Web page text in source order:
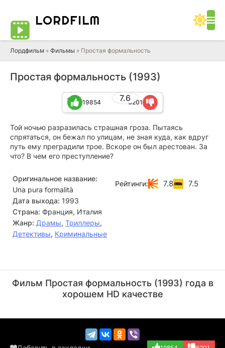
LORDFILM
Лордфильм » Фильмы » Простая формальность
Простая формальность (1993)
7.6
19854 6201
Той ночью разразилась страшная гроза. Пытаясь
спрятаться, он бежал по улицам, не зная куда, как вдруг
путь ему преградили трое. Вскоре он был арестован. За
что? В чем его преступление?
Оригинальное название:
Una pura formalità
Дата выхода: 1993
Страна: Франция, Италия
Жанр: Драмы, Триллеры,
Детективы, Криминальные
Рейтинги: 7.8 7.5
(Onoff)
(Inspector)
Фильм Простая формальность (1993) года в
хорошем HD качестве